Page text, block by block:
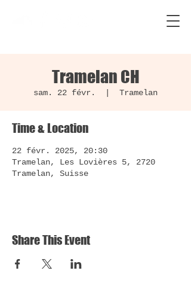
Tramelan CH
sam. 22 févr. Tramelan
Time & Location
22 févr. 2025, 20:30
Tramelan, Les Lovières 5, 2720
Tramelan, Suisse
Share This Event